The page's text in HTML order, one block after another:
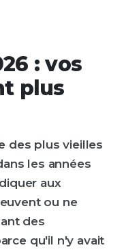
: vos
plus
des plus vieilles
les années
aux
ou ne
des
qu'il n'y avait